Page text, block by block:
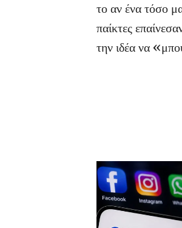
το αν ένα τόσο
παίκτες
την ιδέα να